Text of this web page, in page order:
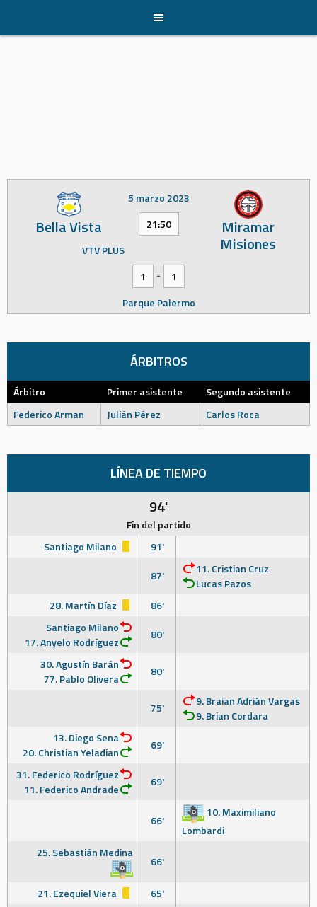
content
Bella Vista Miramar
Misiones
5 marzo 2023
21:50
VTV PLUS
1
-
1
Parque Palermo
ÁRBITROS
Árbitro Primer asistente
Segundo asistente
Federico Arman
Julián Pérez Carlos Roca
LÍNEA DE TIEMPO
94'
Fin del partido
Santiago Milano
91'
87'
11. Cristian Cruz
Lucas Pazos
28. Martín Díaz
86'
Santiago Milano
17. Anyelo Rodríguez
80'
30. Agustín Barán
77. Pablo Olivera
80'
75'
9. Braian Adrián Vargas
9. Brian Cordara
13. Diego Sena
20. Christian Yeladian
69'
31. Federico Rodríguez
11. Federico Andrade
69'
66'
10. Maximiliano
Lombardi
25. Sebastián Medina
66'
21. Ezequiel Viera
65'